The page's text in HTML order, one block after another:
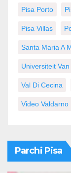
Pisa Porto
Pisa Villas
Santa Maria A
Universiteit
Val Di Cecina
Video Valdarno
Parchi Pisa